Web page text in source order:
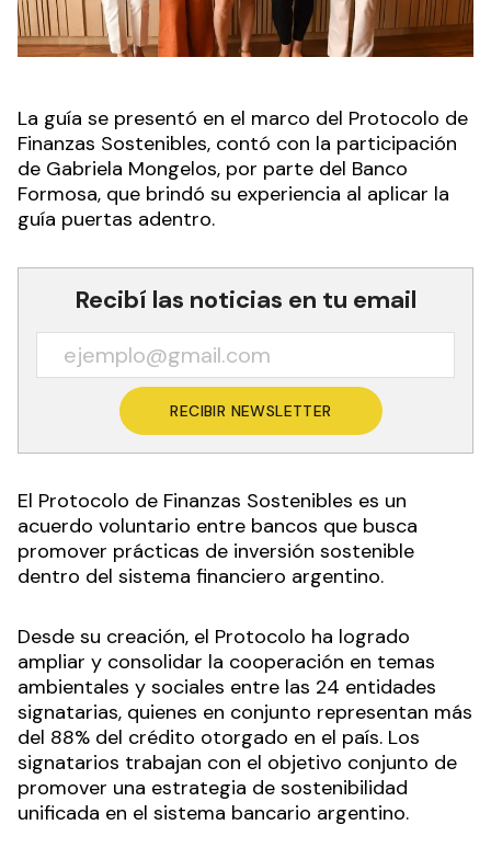
La guía se presentó en el marco del Protocolo de
Finanzas Sostenibles, contó con la participación
de Gabriela Mongelos, por parte del Banco
Formosa, que brindó su experiencia al aplicar la
guía puertas adentro.
Recibí las noticias en tu email
RECIBIR NEWSLETTER
El Protocolo de Finanzas Sostenibles es un
acuerdo voluntario entre bancos que busca
promover prácticas de inversión sostenible
dentro del sistema financiero argentino.
Desde su creación, el Protocolo ha logrado
ampliar y consolidar la cooperación en temas
ambientales y sociales entre las 24 entidades
signatarias, quienes en conjunto representan más
del 88% del crédito otorgado en el país. Los
signatarios trabajan con el objetivo conjunto de
promover una estrategia de sostenibilidad
unificada en el sistema bancario argentino.